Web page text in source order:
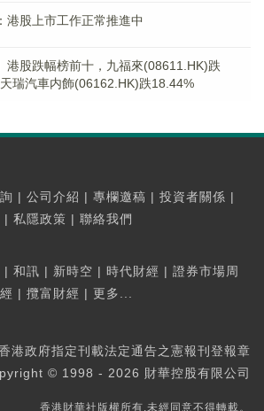
港股上市工作正常推進中
港股跌幅榜前十，九福來(08611.HK)跌
瑞汽車内飾(06162.HK)跌18.44%
| 公司介紹 | 專欄邀稿 | 投資者關係 |
| 私隱政策 | 聯絡我們
| 和訊 | 新時空 | 時代財經 | 證券市場周
| 攬富財經 | 更多...
港政府指定刊載法定通告之憲報刊登報章
© 1998 - 2026 財華控股有限公司
香港財華社版權所有,未經同意不得轉載。